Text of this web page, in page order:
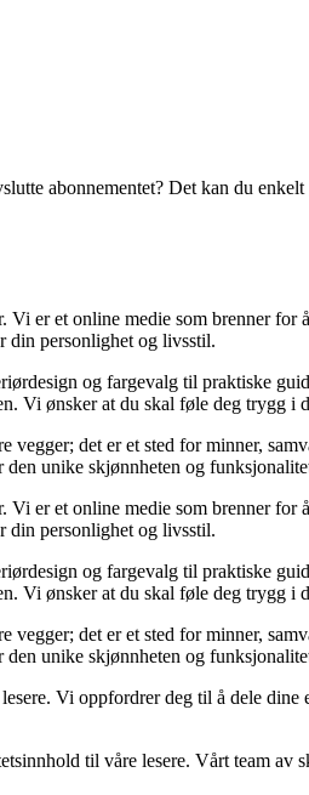
abonnementet? Det kan du enkelt
et online medie som brenner for
din personlighet og livsstil.
og fargevalg til praktiske
Vi ønsker at du skal føle deg trygg
det er et sted for minner,
unike skjønnheten og
et online medie som brenner for
din personlighet og livsstil.
og fargevalg til praktiske
Vi ønsker at du skal føle deg trygg
det er et sted for minner,
unike skjønnheten og
Vi oppfordrer deg til å dele
til våre lesere. Vårt team av